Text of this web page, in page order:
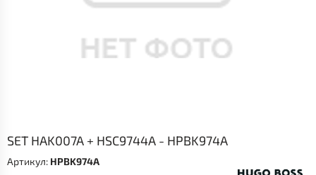
SET HAK007A + HSC9744A - HPBK974A
Артикул: HPBK974A